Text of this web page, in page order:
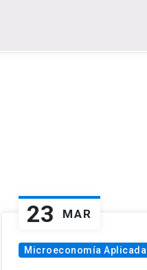
23 MAR
Microeconomía Aplicada